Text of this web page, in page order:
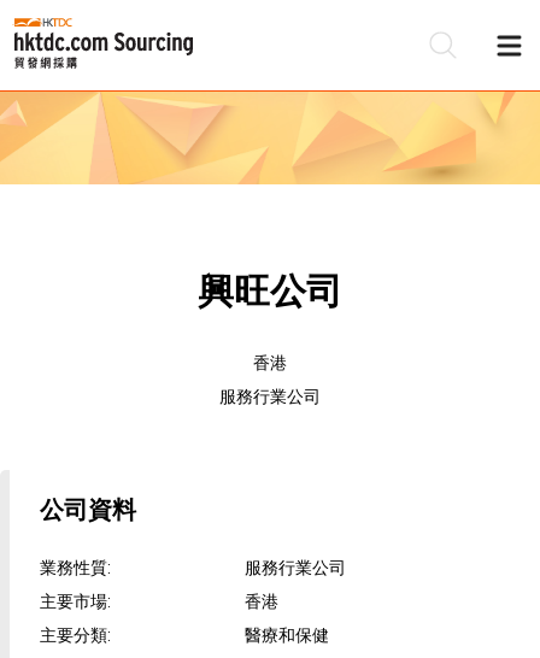
興旺公司
香港
服務行業公司
公司資料
業務性質:
服務行業公司
主要市場:
香港
主要分類:
醫療和保健